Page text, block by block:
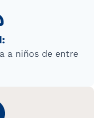
a niños de entre